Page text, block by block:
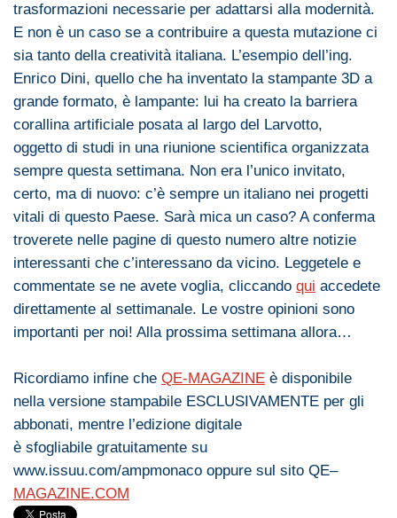
trasformazioni necessarie per adattarsi alla modernità.
E non è un caso se a contribuire a questa mutazione ci
sia tanto della creatività italiana. L’esempio dell’ing.
Enrico Dini, quello che ha inventato la stampante 3D a
grande formato, è lampante: lui ha creato la barriera
corallina artificiale posata al largo del
Larvotto,
oggetto di studi in unariunione scientifica organizzata
sempre questa settimana. Non era l’unico invitato,
certo, ma di nuovo: c’è sempre un italiano nei progetti
vitali di questo Paese. Sarà mica un caso? A conferma
troverete nelle pagine di questo numero altre notizie
interessanti che c’interessano da vicino. Leggetele e
commentate se ne avete voglia, cliccando qui accedete
direttamente al settimanale. Le vostre opinioni sono
importanti per noi! Alla prossima settimana allora…
Ricordiamo infine che QE-MAGAZINE è disponibile
nella versione stampabile ESCLUSIVAMENTE per gli
abbonati, mentre l’edizione digitale
è sfogliabile gratuitamente su
www.issuu.com/ampmonaco oppure sul sito QE–
MAGAZINE.COM